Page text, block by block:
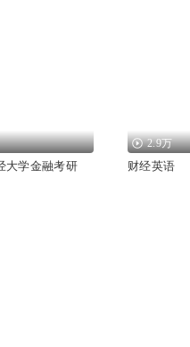
大学金融考研
2.9万
财经英语